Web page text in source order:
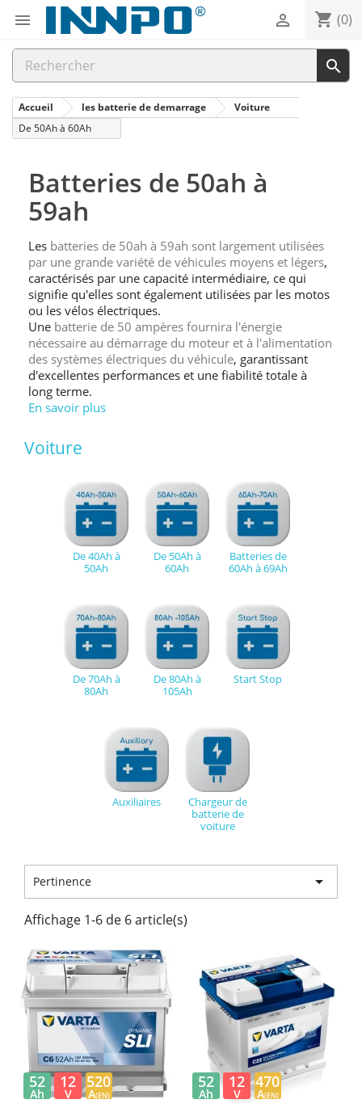
 shopping_cart (0)


Accueil les batterie de demarrage
Voiture
De 50Ah à 60Ah
Batteries de 50ah à
59ah
Les batteries de 50ah à 59ah sont largement utilisées
par une grande variété de véhicules moyens et légers,
caractérisés par une capacité intermédiaire, ce qui
signifie qu'elles sont également utilisées par les motos
ou les vélos électriques.
Une batterie de 50 ampères fournira l'énergie
nécessaire au démarrage du moteur et à l'alimentation
des systèmes électriques du véhicule, garantissant
d'excellentes performances et une fiabilité totale à
long terme.
En savoir plus
Voiture
De 40Ah à
50Ah
De 50Ah à
60Ah
Batteries de
60Ah à 69Ah
De 70Ah à
80Ah
De 80Ah à
105Ah
Start Stop
Auxiliaires
Chargeur de
batterie de
voiture
Pertinence 
Affichage 1-6 de 6 article(s)
52
Ah
12
V
520
A(EN)
52
Ah
12
V
470
A(EN)